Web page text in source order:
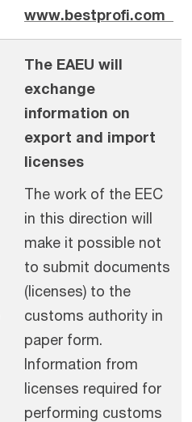
www.bestprofi.com
The EAEU will
exchange
information on
export and import
licenses
The work of the EEC
in this direction will
make it possible not
to submit documents
(licenses) to the
customs authority in
paper form.
Information from
licenses required for
performing customs